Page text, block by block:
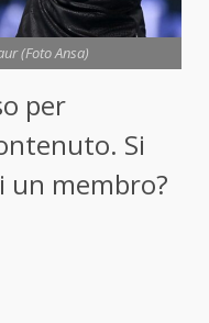
(Foto Ansa)
per
Si
un membro?